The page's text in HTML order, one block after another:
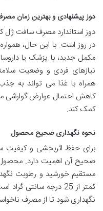
دوز پیشنهادی و بهترین زمان
در روز است. با این حال،
مکمل جدید، با پزشک یا
نیازهای فردی و وضعیت
همراه با غذا می تواند به
کاهش احتمال عوارض گوارشی
کمک کند.
نحوه نگهداری صحیح محصول
صحیح آن اهمیت دارد.
مستقیم خورشید و رطوبت
کمتر از 25 درجه
نگهداری شود تا از مصرف